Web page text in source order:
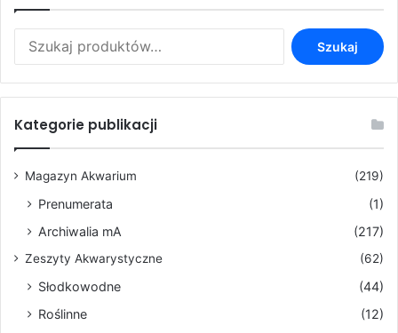
Szukaj
Kategorie publikacji
Magazyn Akwarium (219)
Prenumerata
(1)
Archiwalia mA
(217)
Zeszyty Akwarystyczne (62)
Słodkowodne
(44)
Roślinne
(12)